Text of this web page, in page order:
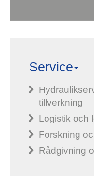
Service
tillverkning
Logistik och
Forskning
Rådgivning